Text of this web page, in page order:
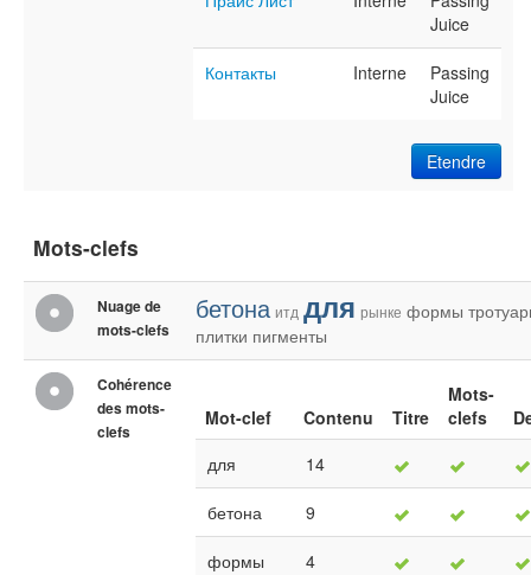
Juice
Контакты Interne
Passing
Juice
Etendre
Mots-clefs
Nuage de
mots-clefs
бетона итд для рынке формы
плитки пигменты
Cohérence
des mots-
clefs
Mot-clef Contenu Titre
Mots-
clefs
для
14
бетона 9
формы 4